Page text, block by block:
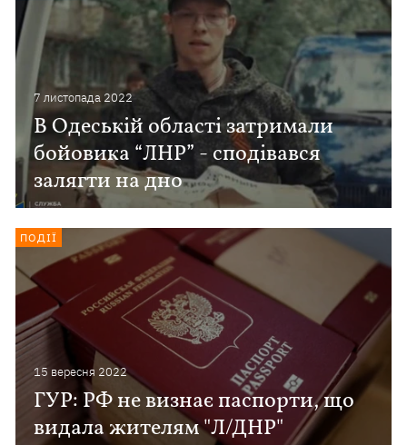
7 листопада 2022
В Одеській області затримали
бойовика “ЛНР” - сподівався
залягти на дно
15 вересня 2022
ГУР: РФ не визнає паспорти, що
видала жителям "Л/ДНР"
ПОДІЇ